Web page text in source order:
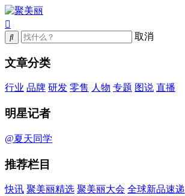
取消
文章分类
行业 品牌 研发 零售 人物 专题 图说 直播
明星记者
@夏天同学
推荐栏目
快讯 聚美丽精选 聚美丽大会 全球新品速递